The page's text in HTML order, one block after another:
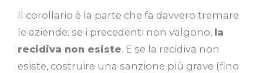
Il corollario è la parte che fa davvero tremare
le aziende: se i precedenti non valgono, la
recidiva non esiste. E se la recidiva non
esiste, costruire una sanzione più grave (fino